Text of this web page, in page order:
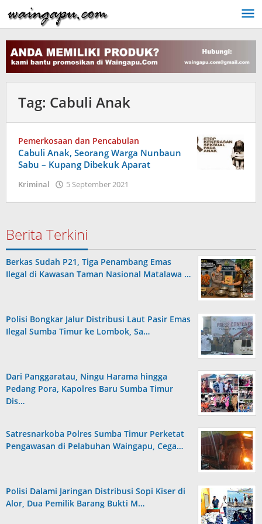
ke
konten
Tag: Cabuli Anak
Pemerkosaan dan Pencabulan
Cabuli Anak, Seorang Warga Nunbaun
Sabu – Kupang Dibekuk Aparat
Kriminal 5 September 2021
Berita Terkini
Berkas Sudah P21, Tiga Penambang Emas
Ilegal di Kawasan Taman Nasional Matalawa …
Polisi Bongkar Jalur Distribusi Laut Pasir Emas
Ilegal Sumba Timur ke Lombok, Sa…
Dari Panggaratau, Ningu Harama hingga
Pedang Pora, Kapolres Baru Sumba Timur
Dis…
Satresnarkoba Polres Sumba Timur Perketat
Pengawasan di Pelabuhan Waingapu, Cega…
Polisi Dalami Jaringan Distribusi Sopi Kiser di
Alor, Dua Pemilik Barang Bukti M…